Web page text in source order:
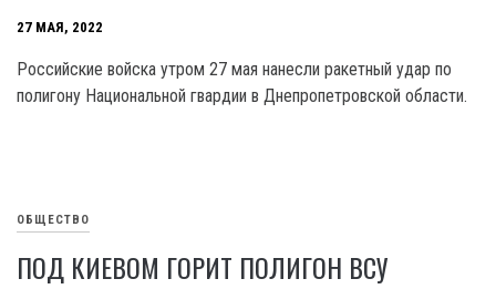
27 МАЯ, 2022
Российские войска утром 27 мая нанесли ракетный удар по
полигону Национальной гвардии в Днепропетровской области.
ОБЩЕСТВО
ПОД КИЕВОМ ГОРИТ ПОЛИГОН ВСУ